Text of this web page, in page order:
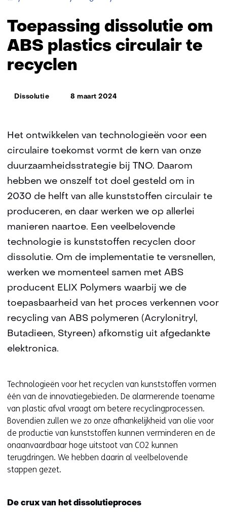
om
ABS
plastics
circulair
Toepassing dissolutie om
ABS plastics circulair te
recyclen
Thema:
Dissolutie 8 maart 2024
Het ontwikkelen van technologieën voor een
circulaire toekomst vormt de kern van onze
duurzaamheidsstrategie bij TNO. Daarom
hebben we onszelf tot doel gesteld om in
2030 de helft van alle kunststoffen circulair te
produceren, en daar werken we op allerlei
manieren naartoe. Een veelbelovende
technologie is kunststoffen recyclen door
dissolutie. Om de implementatie te versnellen,
werken we momenteel samen met ABS
producent ELIX Polymers waarbij we de
toepasbaarheid van het proces verkennen voor
recycling van ABS polymeren (Acrylonitryl,
Butadieen, Styreen) afkomstig uit afgedankte
elektronica.
Technologieën voor het recyclen van kunststoffen vormen
één van de innovatiegebieden. De alarmerende toename
van plastic afval vraagt om betere recyclingprocessen.
Bovendien zullen we zo onze afhankelijkheid van olie voor
de productie van kunststoffen kunnen verminderen en de
onaanvaardbaar hoge uitstoot van CO2 kunnen
terugdringen. We hebben daarin al veelbelovende
stappen gezet.
De crux van het dissolutieproces